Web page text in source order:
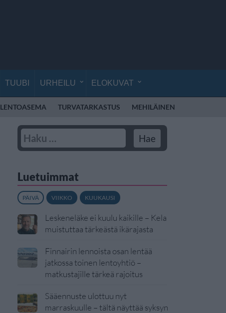
TUUBI URHEILU ELOKUVAT
LENTOASEMA TURVATARKASTUS MEHILÄINEN
Luetuimmat
PÄIVÄ VIIKKO KUUKAUSI
Leskeneläke ei kuulu kaikille – Kela
muistuttaa tärkeästä ikärajasta
Finnairin lennoista osan lentää
jatkossa toinen lentoyhtiö –
matkustajille tärkeä rajoitus
Sääennuste ulottuu nyt
marraskuulle – tältä näyttää syksyn